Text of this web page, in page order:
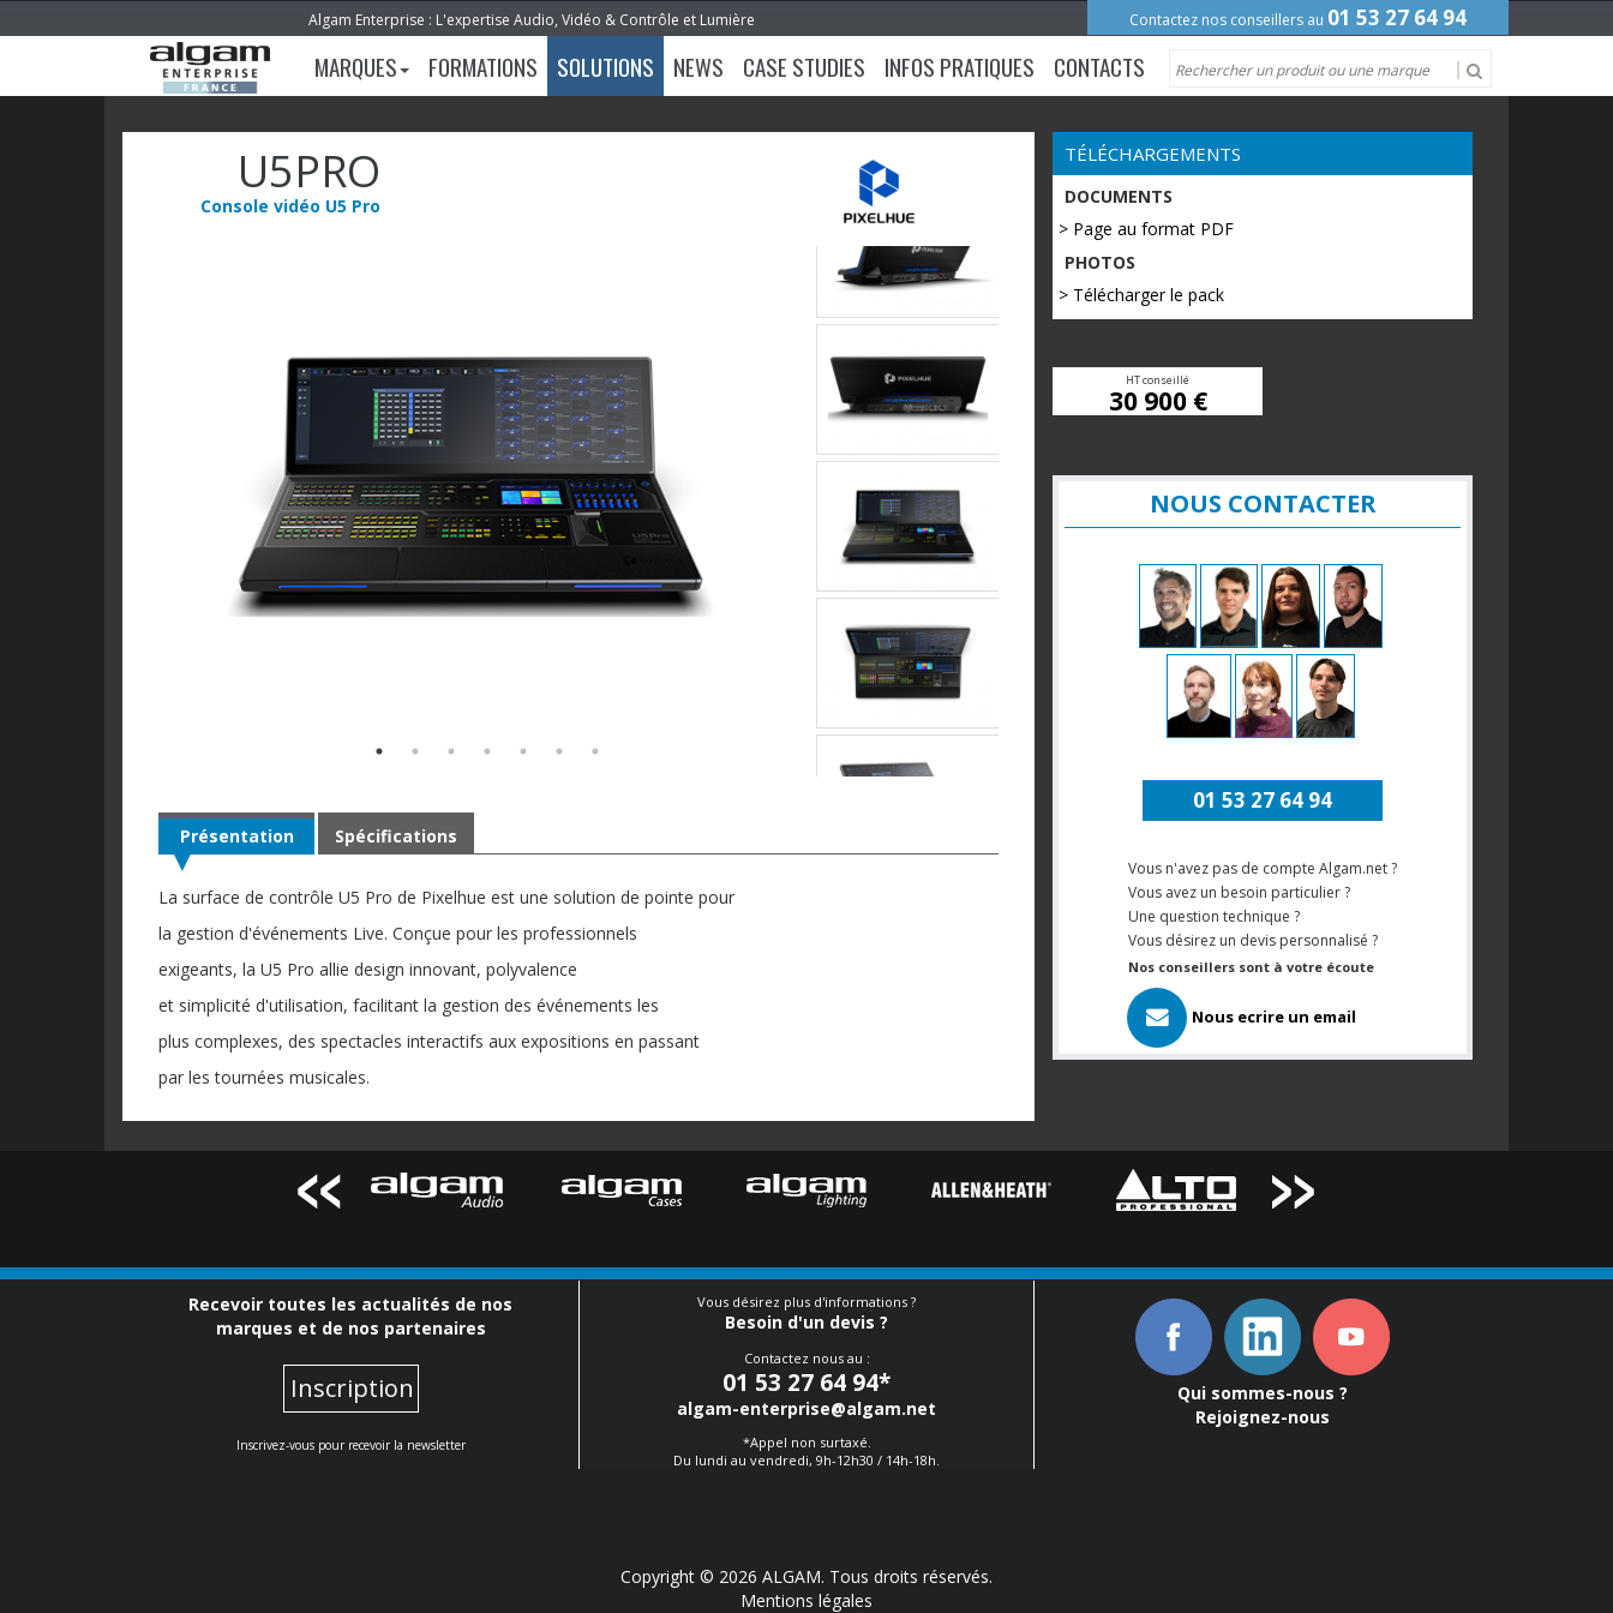
Algam Enterprise : L'expertise Audio, Vidéo & Contrôle et Lumière Contactez nos conseillers au 01 53 27 64 94
MARQUES FORMATIONS SOLUTIONS NEWS CASE STUDIES INFOS PRATIQUES CONTACTS
U5PRO
Console vidéo U5 Pro
Présentation
La surface de contrôle U5 Pro de Pixelhue est une solution de pointe pour
la gestion d'événements Live. Conçue pour les professionnels
exigeants, la U5 Pro allie design innovant, polyvalence
et simplicité d'utilisation, facilitant la gestion des événements les
plus complexes, des spectacles interactifs aux expositions en passant
par les tournées musicales.
Spécifications
TÉLÉCHARGEMENTS
DOCUMENTS
> Page au format PDF
PHOTOS
> Télécharger le pack
HT conseillé
30 900 €
NOUS CONTACTER
01 53 27 64 94
Vous n'avez pas de compte Algam.net ?
Vous avez un besoin particulier ?
Une question technique ?
Vous désirez un devis personnalisé ?
Nos conseillers sont à votre écoute
Nous ecrire un email
Recevoir toutes les actualités de nos
marques et de nos partenaires
Inscription
Inscrivez-vous pour recevoir la newsletter
Vous désirez plus d'informations ?
Besoin d'un devis ?
Contactez nous au :
01 53 27 64 94*
algam-enterprise@algam.net
*Appel non surtaxé.
Du lundi au vendredi, 9h-12h30 / 14h-18h.
Qui sommes-nous ?
Rejoignez-nous
Copyright © 2026 ALGAM. Tous droits réservés.
Mentions légales